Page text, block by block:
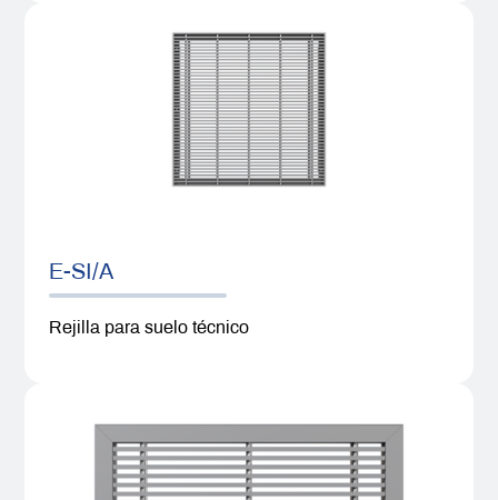
E-SI/A
Rejilla para suelo técnico